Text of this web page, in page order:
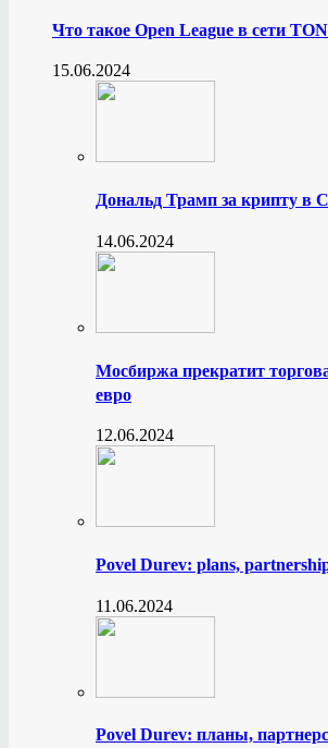
Что такое Open League в сети TON
15.06.2024
Дональд Трамп за крипту
14.06.2024
Мосбиржа прекратит
евро
12.06.2024
Povel Durev: plans,
11.06.2024
Povel Durev: планы,